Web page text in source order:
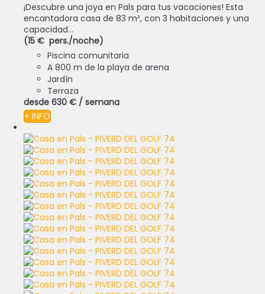
¡Descubre una joya en Pals para tus vacaciones! Esta
encantadora casa de 83 m², con 3 habitaciones y una
capacidad...
(15 € pers./noche)
Piscina comunitaria
A 800 m de la playa de arena
Jardín
Terraza
desde 630 € / semana
+ INFO